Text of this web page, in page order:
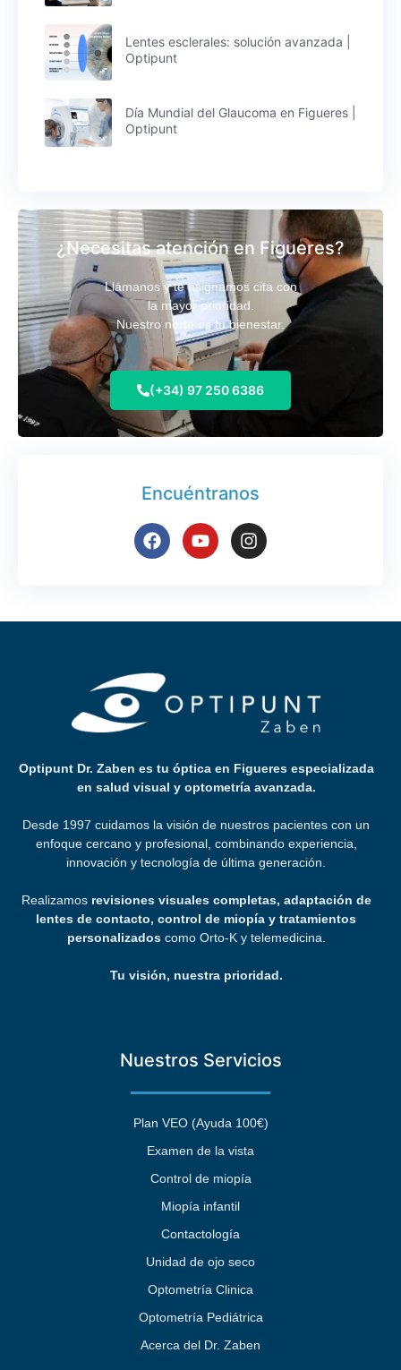
Lentes esclerales: solución avanzada |
Optipunt
Día Mundial del Glaucoma en Figueres |
Optipunt
¿Necesitas atención en Figueres?
Llámanos y te asignamos cita con
la mayor prioridad.
Nuestro norte es tu bienestar.
(+34) 97 250 6386
Encuéntranos
Optipunt Dr. Zaben es tu óptica en Figueres especializada
en salud visual y optometría avanzada.
Desde 1997 cuidamos la visión de nuestros pacientes con un
enfoque cercano y profesional, combinando experiencia,
innovación y tecnología de última generación.
Realizamos revisiones visuales completas, adaptación de
lentes de contacto, control de miopía y tratamientos
personalizadoscomo Orto-K y telemedicina.
Tu visión, nuestra prioridad.
Nuestros Servicios
Plan VEO (Ayuda 100€)
Examen de la vista
Control de miopía
Miopía infantil
Contactología
Unidad de ojo seco
Optometría Clinica
Optometría Pediátrica
Acerca del Dr. Zaben